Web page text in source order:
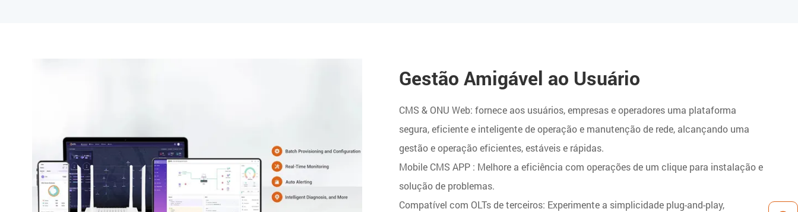
Gestão Amigável ao Usuário
CMS & ONU Web: fornece aos usuários, empresas e operadores uma plataforma
segura, eficiente e inteligente de operação e manutenção de rede, alcançando uma
gestão e operação eficientes, estáveis e rápidas.
Mobile CMS APP : Melhore a eficiência com operações de um clique para instalação e
solução de problemas.
Compatível com OLTs de terceiros: Experimente a simplicidade plug-and-play,